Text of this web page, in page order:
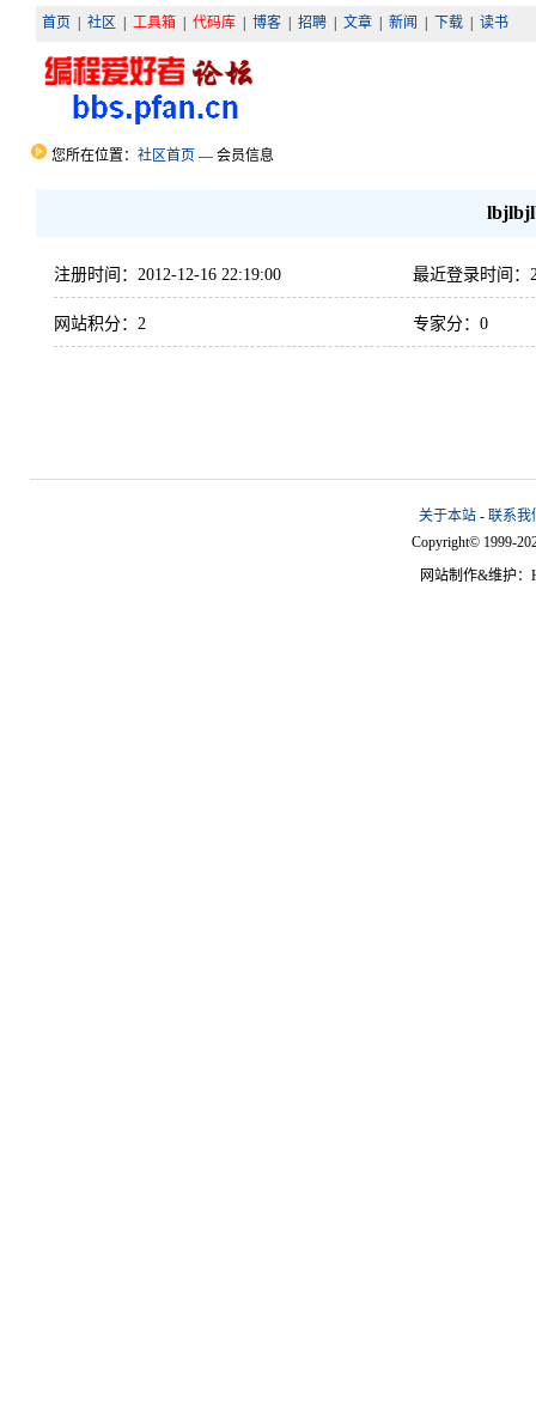
首页 社区 工具箱 代码库| 博客| 招聘| 文章| 新闻 下载| 读书
您所在位置： 社区首页 — 会员信息
注册时间：2012-12-16 22:19:00 最近登录时间：
网站积分：2 专家分：0
关于本站 - 联系我
Copyright© 1999-
网站制作&维护